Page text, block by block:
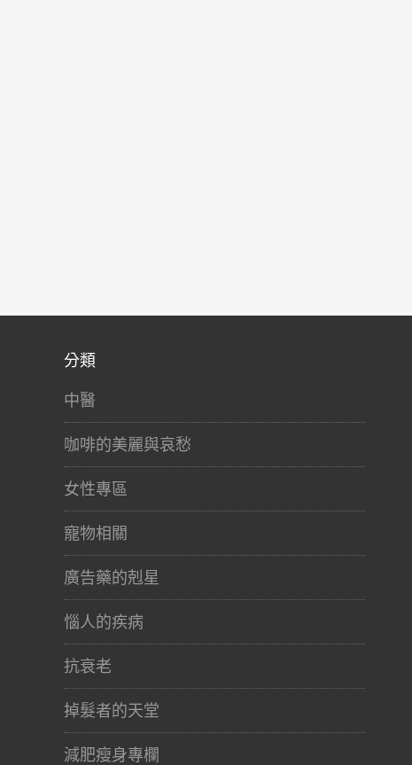
分類
中醫
咖啡的美麗與哀愁
女性專區
寵物相關
廣告藥的剋星
惱人的疾病
抗衰老
掉髮者的天堂
減肥瘦身專欄